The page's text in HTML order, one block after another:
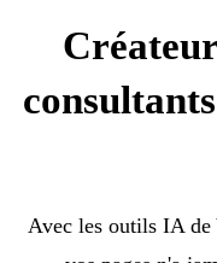
Avec les outils IA de